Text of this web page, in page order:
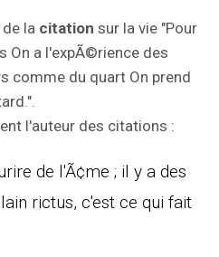
la citation sur la vie "Pour
On a l'expÃ©rience des
comme du quart On prend
l'auteur des citations :
de l'Ã¢me ; il y a des
rictus, c'est ce qui fait